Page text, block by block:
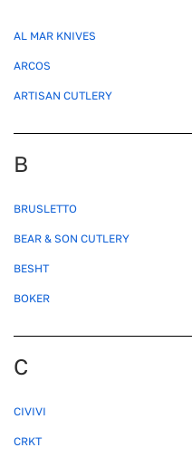
AL MAR KNIVES
ARCOS
ARTISAN CUTLERY
B
BRUSLETTO
BEAR & SON CUTLERY
BESHT
BOKER
C
CIVIVI
CRKT